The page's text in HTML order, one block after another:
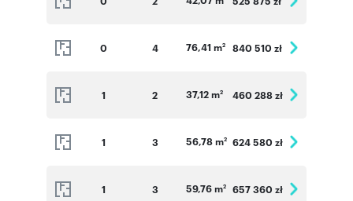
0 4 76,41 m2 840 510 zł
1 2 37,12 m2 460 288 zł
1 3 56,78 m2 624 580 zł
1 3 59,76 m2 657 360 zł